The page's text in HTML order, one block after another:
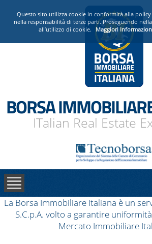
BORSA
ITalian Real Estate
La Borsa Immobiliare Italiana è un
S.C.p.A. volto a garantire
Mercato Immobiliare
PRESENTAZIONE
OPERATORI ACCREDITATI
Questo sito utilizza cookie in conformità alla
nella responsabilità di terze parti. Proseguendo
all’utilizzo di cookie.
Maggiori